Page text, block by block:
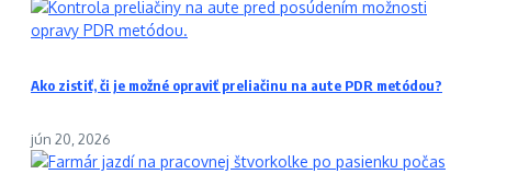
Ako zistiť, či je možné opraviť preliačinu na aute PDR metódou?
jún 20, 2026